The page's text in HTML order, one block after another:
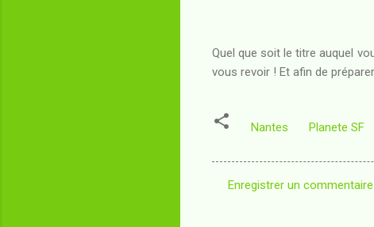
Quel que soit le titre auquel
vous revoir ! Et afin de
Nantes Planete SF
Enregistrer un commentaire